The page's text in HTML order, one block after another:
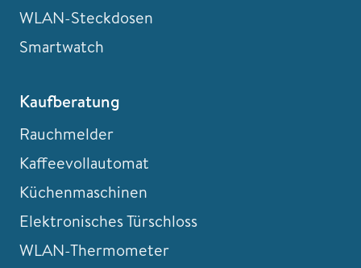
WLAN-Steckdosen
Smartwatch
Kaufberatung
Rauchmelder
Kaffeevollautomat
Küchenmaschinen
Elektronisches Türschloss
WLAN-Thermometer